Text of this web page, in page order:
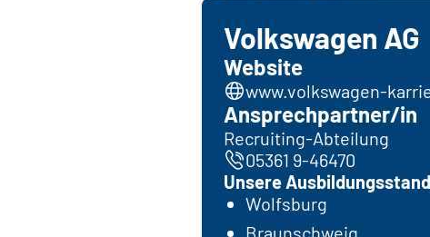
Volkswagen AG
Website
www.volkswagen-
Ansprechpartner/in
Recruiting-Abteilung
05361 9-46470
Unsere
Wolfsburg